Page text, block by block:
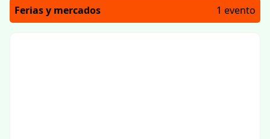
Ferias y mercados 1 evento